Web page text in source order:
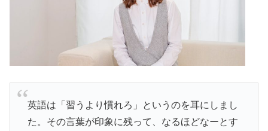
英語は「習うより慣れろ」というのを耳にしまし
た。その言葉が印象に残って、なるほどなーとす